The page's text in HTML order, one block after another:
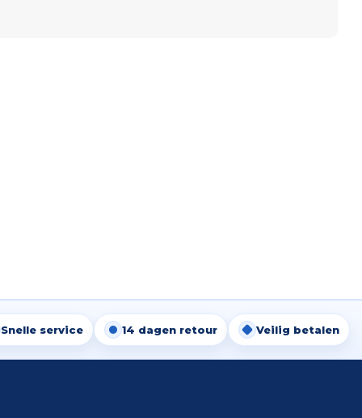
Snelle service 14 dagen retour Veilig betalen